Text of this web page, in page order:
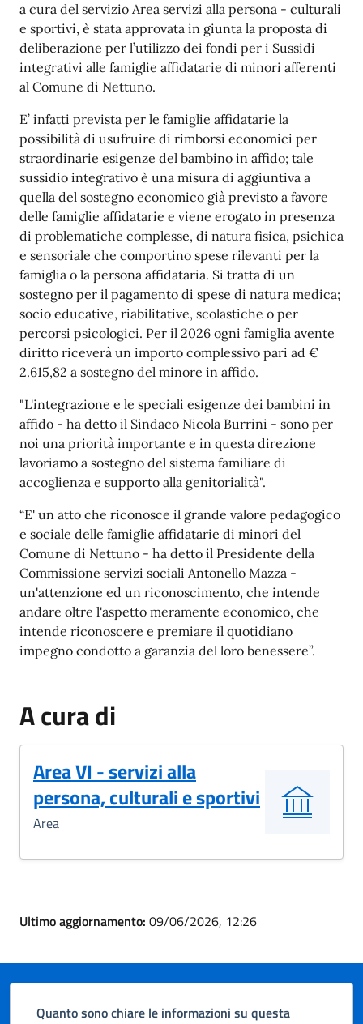
a cura del servizio Area servizi alla persona - culturali
e sportivi, è stata approvata in giunta la proposta di
deliberazione per l’utilizzo dei fondi per i Sussidi
integrativi alle famiglie affidatarie di minori afferenti
al Comune di Nettuno.
E’ infatti prevista per le famiglie affidatarie la
possibilità di usufruire di rimborsi economici per
straordinarie esigenze del bambino in affido; tale
sussidio integrativo è una misura di aggiuntiva a
quella del sostegno economico già previsto a favore
delle famiglie affidatarie e viene erogato in presenza
di problematiche complesse, di natura fisica, psichica
e sensoriale che comportino spese rilevanti per la
famiglia o la persona affidataria. Si tratta di un
sostegno per il pagamento di spese di natura medica;
socio educative, riabilitative, scolastiche o per
percorsi psicologici. Per il 2026 ogni famiglia avente
diritto riceverà un importo complessivo pari ad €
2.615,82 a sostegno del minore in affido.
"L'integrazione e le speciali esigenze dei bambini in
affido - ha detto il Sindaco Nicola Burrini - sono per
noi una priorità importante e in questa direzione
lavoriamo a sostegno del sistema familiare di
accoglienza e supporto alla genitorialità".
“E' un atto che riconosce il grande valore pedagogico
e sociale delle famiglie affidatarie di minori del
Comune di Nettuno - ha detto il Presidente della
Commissione servizi sociali Antonello Mazza -
un'attenzione ed un riconoscimento, che intende
andare oltre l'aspetto meramente economico, che
intende riconoscere e premiare il quotidiano
impegno condotto a garanzia del loro benessere”.
A cura di
Area VI - servizi alla
persona, culturali e sportivi
Area
Ultimo aggiornamento: 09/06/2026, 12:26
Quanto sono chiare le informazioni su questa